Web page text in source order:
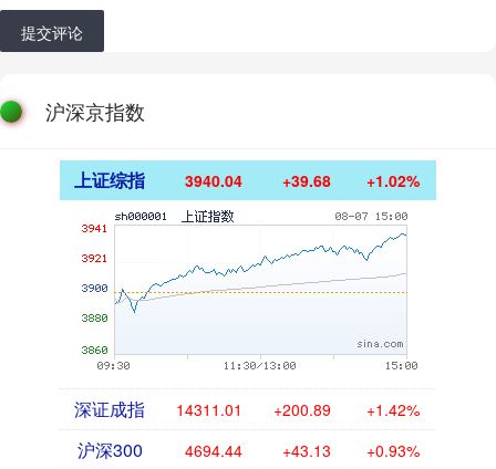
提交评论
沪深京指数
上证综指 3940.04 +39.68 +1.02%
深证成指 14311.01 +200.89 +1.42%
沪深300 4694.44 +43.13 +0.93%